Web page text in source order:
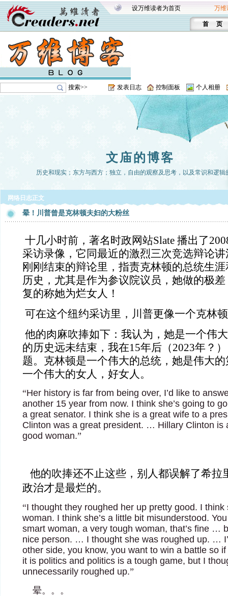
设万维读者为首页 万维
首 页
搜索>> 发表日志 控制面板 个人相册
文庙的博客
历史和现实；东方与西方；独立，自由的观察及思考，以及常识和逻辑
网络日志正文
晕！川普曾是克林顿夫妇的大粉丝
十几小时前，著名时政网站Slate 播出了
采访录像，它同最近的激烈三次竞选辩论
刚刚结束的辩论里，指责克林顿的总统生
历史，尤其是作为参议院议员，她做的极
复的称她为烂女人！
可在这个纽约采访里，川普更像一个克林
他的肉麻吹捧如下：我认为，她是一个伟
的历史远未结束，我在15年后（2023年？
题。克林顿是一个伟大的总统，她是伟大
一个伟大的女人，好女人。
“Her history is far from being over, I’d like to
another 15 year from now. I think she’s going to
a great senator. I think she is a great wife to a
Clinton was a great president. … Hillary Clinton is
good woman.”
他的吹捧还不止这些，别人都误解了希拉
政治才是最烂的。
“I thought they roughed her up pretty good. I think
woman. I think she’s a little bit misunderstood.
smart woman, a very tough woman, that’s fine …
nice person. … I thought she was roughed up. …
other side, you know, you want to win a battle so
it is politics and politics is a tough game, but I
unnecessarily roughed up.”
晕。。。